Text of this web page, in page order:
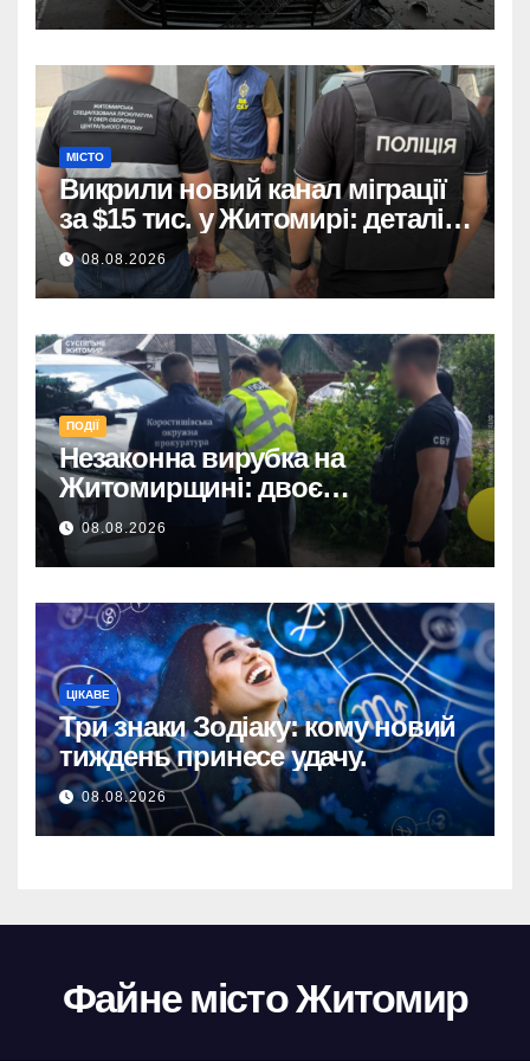
МІСТО
Викрили новий канал міграції
за $15 тис. у Житомирі: деталі
розслідування
08.08.2026
ПОДІЇ
Незаконна вирубка на
Житомирщині: двоє
підозрюваних завдали збитків
на 34+ млн грн.
08.08.2026
ЦІКАВЕ
Три знаки Зодіаку: кому новий
тиждень принесе удачу.
08.08.2026
Файне місто Житомир